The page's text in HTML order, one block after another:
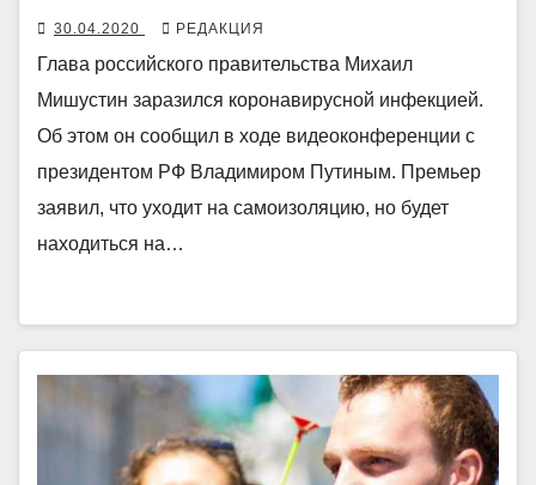
30.04.2020 РЕДАКЦИЯ
Глава российского правительства Михаил
Мишустин заразился коронавирусной инфекцией.
Об этом он сообщил в ходе видеоконференции с
президентом РФ Владимиром Путиным. Премьер
заявил, что уходит на самоизоляцию, но будет
находиться на…